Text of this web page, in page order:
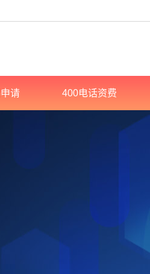
请 400电话资费